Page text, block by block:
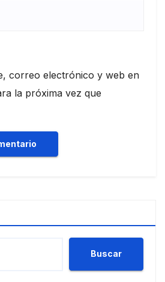
correo electrónico y web en
la próxima vez que
Buscar